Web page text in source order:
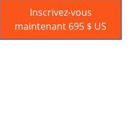
Inscrivez-vous
maintenant 695 $ US